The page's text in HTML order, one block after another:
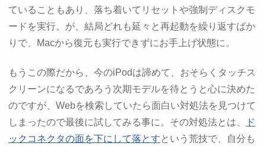
ていることもあり、落ち着いてリセットや強制ディスクモ
ードを実行。が、結局どれも延々と再起動を繰り返すばか
りで、Macから復元も実行できずにお手上げ状態に。
もうこの際だから、今のiPodは諦めて、おそらくタッチス
クリーンになるであろう次期モデルを待とうと心に決めた
のですが、Webを検索していたら面白い対処法を見つけて
しまったので最後に試してみる事に。その対処法とは、
ド
ックコネクタの面を下にして落とす という荒技で、自分も